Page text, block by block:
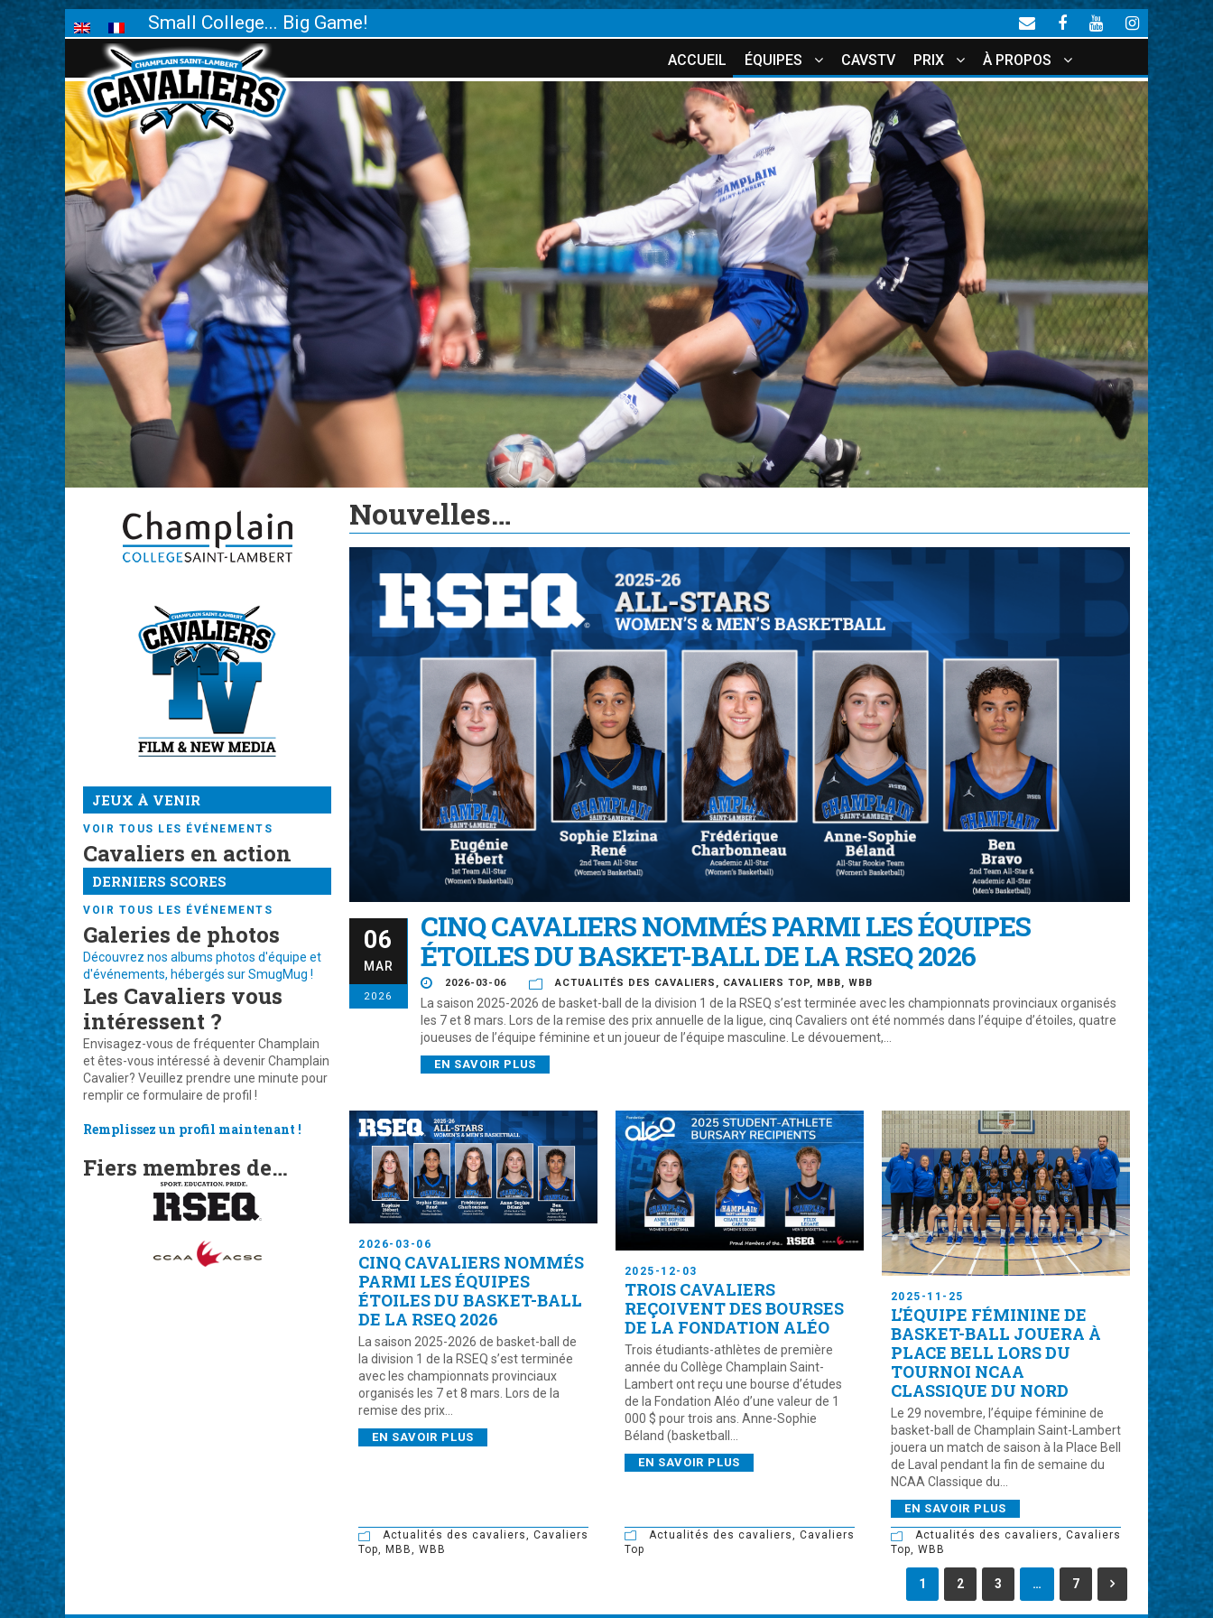
Small College... Big Game!
ACCUEIL ÉQUIPES CAVSTV PRIX À PROPOS
JEUX À VENIR
VOIR TOUS LES ÉVÉNEMENTS
Cavaliers en action
DERNIERS SCORES
VOIR TOUS LES ÉVÉNEMENTS
Galeries de photos
Découvrez nos albums photos d'équipe et
d'événements, hébergés sur SmugMug !
Les Cavaliers vous
intéressent ?
Envisagez-vous de fréquenter Champlain
et êtes-vous intéressé à devenir Champlain
Cavalier? Veuillez prendre une minute pour
remplir ce formulaire de profil !
Remplissez un profil maintenant !
Fiers membres de…
Nouvelles…
06
MAR
2026
CINQ CAVALIERS NOMMÉS PARMI LES ÉQUIPES
ÉTOILES DU BASKET-BALL DE LA RSEQ 2026
2026-03-06 ACTUALITÉS DES CAVALIERS , CAVALIERS TOP, MBB, WBB
La saison 2025-2026 de basket-ball de la division 1 de la RSEQ s’est terminée avec les championnats provinciaux organisés
les 7 et 8 mars. Lors de la remise des prix annuelle de la ligue, cinq Cavaliers ont été nommés dans l’équipe d’étoiles, quatre
joueuses de l’équipe féminine et un joueur de l’équipe masculine. Le dévouement,...
EN SAVOIR PLUS
2026-03-06
CINQ CAVALIERS NOMMÉS
PARMI LES ÉQUIPES
ÉTOILES DU BASKET-BALL
DE LA RSEQ 2026
La saison 2025-2026 de basket-ball de
la division 1 de la RSEQ s’est terminée
avec les championnats provinciaux
organisés les 7 et 8 mars. Lors de la
remise des prix...
EN SAVOIR PLUS
Actualités des cavaliers, Cavaliers
Top, MBB, WBB
2025-12-03
TROIS CAVALIERS
REÇOIVENT DES BOURSES
DE LA FONDATION ALÉO
Trois étudiants-athlètes de première
année du Collège Champlain Saint-
Lambert ont reçu une bourse d’études
de la Fondation Aléo d’une valeur de 1
000 $ pour trois ans. Anne-Sophie
Béland (basketball...
EN SAVOIR PLUS
Actualités des cavaliers
Cavaliers
Top
2025-11-25
L’ÉQUIPE FÉMININE DE
BASKET-BALL JOUERA À
PLACE BELL LORS DU
TOURNOI NCAA
CLASSIQUE DU NORD
Le 29 novembre, l’équipe féminine de
basket-ball de Champlain Saint-Lambert
jouera un match de saison à la Place Bell
de Laval pendant la fin de semaine du
NCAA Classique du...
EN SAVOIR PLUS
Actualités des cavaliers, Cavaliers
Top, WBB
1 2 3 … 7